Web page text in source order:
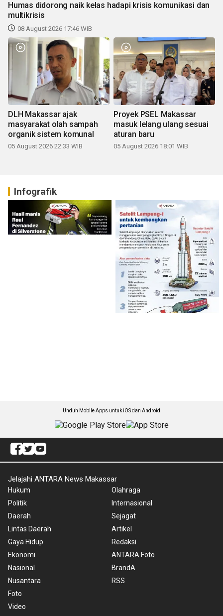
Humas didorong naik kelas hadapi krisis komunikasi dan
multikrisis
08 August 2026 17:46 WIB
DLH Makassar ajak
masyarakat olah sampah
organik sistem komunal
05 August 2026 22:33 WIB
Proyek PSEL Makassar
masuk lelang ulang sesuai
aturan baru
05 August 2026 18:01 WIB
Infografik
Unduh Mobile Apps untuk iOS dan Android
Jelajahi ANTARA News Makassar
Hukum
Politik
Daerah
Lintas Daerah
Gaya Hidup
Ekonomi
Nasional
Nusantara
Foto
Video
Olahraga
Internasional
Sejagat
Artikel
Redaksi
ANTARA Foto
BrandA
RSS